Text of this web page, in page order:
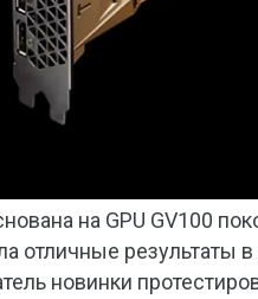
на GPU GV100
отличные результаты
новинки